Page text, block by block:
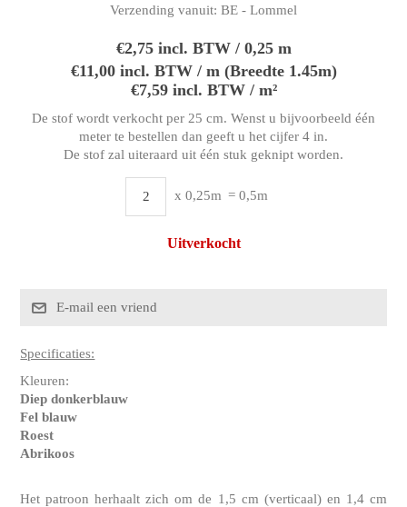
Verzending vanuit: BE - Lommel
€2,75 incl. BTW / 0,25 m
€11,00 incl. BTW / m (Breedte 1.45m)
€7,59 incl. BTW / m²
De stof wordt verkocht per 25 cm. Wenst u bijvoorbeeld één
meter te bestellen dan geeft u het cijfer 4 in.
De stof zal uiteraard uit één stuk geknipt worden.
x 0,25m = 0,5m
Uitverkocht
Specificaties:
Kleuren:
Diep donkerblauw
Fel blauw
Roest
Abrikoos
Het patroon herhaalt zich om de 1,5 cm (verticaal) en 1,4 cm